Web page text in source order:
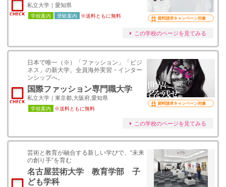
私立大学｜愛知県
学校案内 受験案内 ※送料ともに無料 資料請求キャンペーン対象
この学校のページを見てみる
日本で唯一（※）「ファッション」「ビジ
ネス」の新大学。全員海外実習・インター
ンシップへ。
国際ファッション専門職大学
私立大学｜東京都,大阪府,愛知県
学校案内 ※送料ともに無料
資料請求キャンペーン対象
この学校のページを見てみる
芸術と教育が融合する新しい学びで、“未来
の創り手”を育む
名古屋芸術大学 教育学部 子
ども学科